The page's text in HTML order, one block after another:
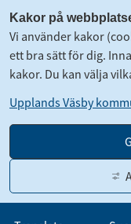
Kakor på
Vi använder kakor
ett bra sätt för dig.
kakor. Du kan välja
Upplands Väsby
Gå till innehåll